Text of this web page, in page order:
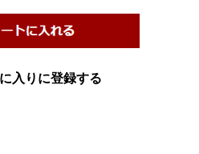
入りに登録する